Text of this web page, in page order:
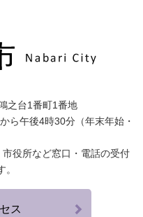
之台1番町1番地
ら午後4時30分（年末年始・
役所など窓口・電話の受付
ス